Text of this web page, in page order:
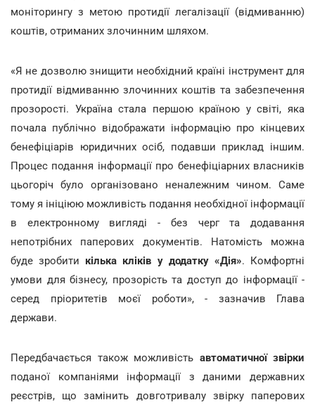
моніторингу з метою протидії легалізації (відмиванню)
коштів, отриманих злочинним шляхом.
«Я не дозволю знищити необхідний країні інструмент для
протидії відмиванню злочинних коштів та забезпечення
прозорості. Україна стала першою країною у світі, яка
почала публічно відображати інформацію про кінцевих
бенефіціарів юридичних осіб, подавши приклад іншим.
Процес подання інформації про бенефіціарних власників
цьогоріч було організовано неналежним чином. Саме
тому я ініціюю можливість подання необхідної інформації
в електронному вигляді - без черг та додавання
непотрібних паперових документів. Натомість можна
буде зробити кілька кліків у додатку «Дія». Комфортні
умови для бізнесу, прозорість та доступ до інформації -
серед пріоритетів моєї роботи», - зазначив Глава
держави.
Передбачається також можливість автоматичної звірки
поданої компаніями інформації з даними державних
реєстрів, що замінить довготривалу звірку паперових